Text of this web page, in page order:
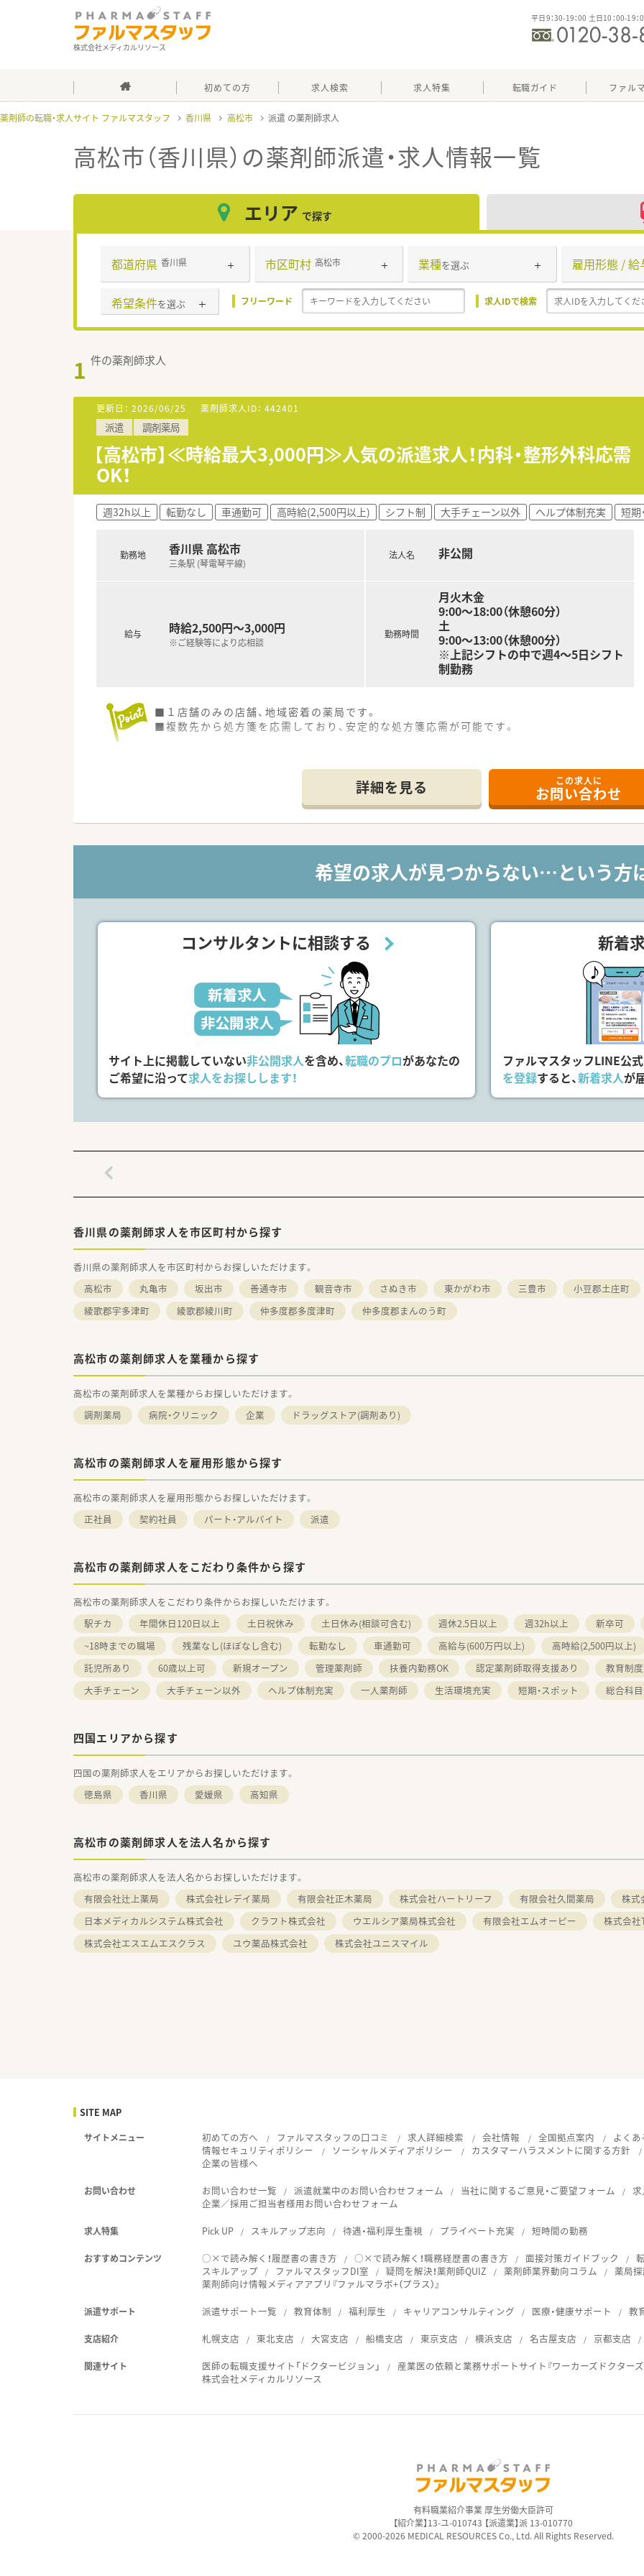
株式会社メディカルリソース
平日9：30-19：00 土日10：00-19：
初めての方 求人検索 求人特集 転職ガイド ファル
薬剤師の転職・求人サイト ファルマスタッフ 香川県 高松市 派遣
高松市（香川県） の薬剤師派遣・求人情報一覧
エリア で探す
都道府県 香川県 市区町村 高松市 業種を選ぶ 雇用形態 / 給
希望条件を選ぶ フリーワード 求人IDで検索
1 件の薬剤師求人
更新日： 2026/06/25 薬剤師求人ID： 442401
派遣 調剤薬局
【高松市】≪時給最大3,000円≫人気の派遣求人！内科・整形外科応
OK！
週32h以上 転勤なし 車通勤可 高時給(2,500円以上) シフト制 大手チェーン以外 ヘルプ体制充実 短期
勤務地 香川県 高松市
三条駅 (琴電琴平線)
給与 時給2,500円～3,000円
※ご経験等により応相談
法人名 非公開
勤務時間
月火木金
9:00～18:00（休憩60分）
土
9:00～13:00（休憩00分）
※上記シフトの中で週4～5日シフト
制勤務
■１店舗のみの店舗、地域密着の薬局です。
■複数先から処方箋を応需しており、安定的な処方箋応需が可能です。
■弊社は全国に12拠点を展開し、全国各地の薬局・ドラッグストアなど、派遣先との信頼関係を
また、今後ご転居された場合でも、全国各地のエリア情報に精通したコンサルタントが皆様を
福利厚生サービス利用可能・スポーツクラブ利用可能・特別休暇制度・慶弔見舞金制度などが
■各種社会保険完備(雇用保険・社会保険：週20時間以上勤務者)
■当社負担にて薬剤師賠償責任保険加入できます。
■有給休暇も取得(6ヶ月以上勤務)可能です。他にも、夏季休暇・結婚休暇・出産休暇（産休取得者
詳細を見る この求人に
お問い合わせ
希望の求人が見つからない…という方
コンサルタントに相談する
サイト上に掲載していない非公開求人を含め、転職のプロがあなたの
ご希望に沿って求人をお探しします！
新着
ファルマスタッフLINE公
を登録すると、新着求人が
香川県の薬剤師求人を市区町村から探す
香川県の薬剤師求人を市区町村からお探しいただけます。
高松市
丸亀市 坂出市 善通寺市 観音寺市 さぬき市 東かがわ市 三豊市 小豆郡土庄町
綾歌郡宇多津町
綾歌郡綾川町 仲多度郡多度津町 仲多度郡まんのう町
高松市の薬剤師求人を業種から探す
高松市の薬剤師求人を業種からお探しいただけます。
調剤薬局
病院・クリニック 企業 ドラッグストア(調剤あり)
高松市の薬剤師求人を雇用形態から探す
高松市の薬剤師求人を雇用形態からお探しいただけます。
正社員
契約社員 パート・アルバイト 派遣
高松市の薬剤師求人をこだわり条件から探す
高松市の薬剤師求人をこだわり条件からお探しいただけます。
駅チカ
年間休日120日以上 土日祝休み 土日休み(相談可含む) 週休2.5日以上 週32h以上 新卒可
~18時までの職場
残業なし(ほぼなし含む) 転勤なし 車通勤可 高給与(600万円以上) 高時給(2,500円以上)
託児所あり
60歳以上可 新規オープン 管理薬剤師 扶養内勤務OK 認定薬剤師取得支援あり 教育制
大手チェーン
大手チェーン以外 ヘルプ体制充実 一人薬剤師 生活環境充実 短期・スポット 総合科目
四国エリアから探す
四国の薬剤師求人をエリアからお探しいただけます。
徳島県
香川県 愛媛県 高知県
高松市の薬剤師求人を法人名から探す
高松市の薬剤師求人を法人名からお探しいただけます。
有限会社辻上薬局
株式会社レデイ薬局 有限会社正木薬局 株式会社ハートリーフ 有限会社久間薬局 株式
日本メディカルシステム株式会社
クラフト株式会社 ウエルシア薬局株式会社 有限会社エムオーピー 株式会社
株式会社エスエムエスクラス
ユウ薬品株式会社 株式会社ユニスマイル
SITE MAP
サイトメニュー 初めての方へ ファルマスタッフの口コミ 求人詳細検索 会社情報 全国拠点案内 よくあ
情報セキュリティポリシー
ソーシャルメディアポリシー カスタマーハラスメントに関する方針
企業の皆様へ
お問い合わせ お問い合わせ一覧 派遣就業中のお問い合わせフォーム 当社に関するご意見・ご要望フォーム
企業／採用ご担当者様用お問い合わせフォーム
求人特集 Pick UP スキルアップ志向 待遇・福利厚生重視 プライベート充実 短時間の勤務
おすすめコンテンツ ○×で読み解く！履歴書の書き方 ○×で読み解く！職務経歴書の書き方 面接対策ガイドブック
スキルアップ
ファルマスタッフDI室 疑問を解決！薬剤師QUIZ 薬剤師業界動向コラム 薬局
薬剤師向け情報メディアアプリ『ファルマラボ+（プラス）』
派遣サポート 派遣サポート一覧 教育体制 福利厚生 キャリアコンサルティング 医療・健康サポート 教
支店紹介 札幌支店 東北支店 大宮支店 船橋支店 東京支店 横浜支店 名古屋支店 京都支店
関連サイト 医師の転職支援サイト「ドクタービジョン」 産業医の依頼と業務サポートサイト『ワーカーズドクターズ
株式会社メディカルリソース
有料職業紹介事業 厚生労働大臣許可
【紹介業】13-ユ-010743 【派遣業】派 13-010770
© 2000-2026 MEDICAL RESOURCES Co., Ltd. All Rights Reserved.